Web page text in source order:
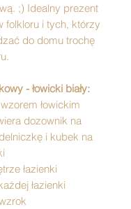
;) Idealny prezent
folkloru i tych, którzy
do domu trochę
- łowicki biały:
łowickim
dozownik na
i kubek na
łazienki
łazienki